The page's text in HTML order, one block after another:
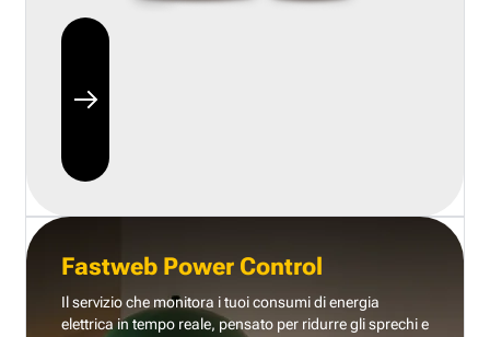
Fastweb Power Control
Il servizio che monitora i tuoi consumi di energia
elettrica in tempo reale, pensato per ridurre gli sprechi e